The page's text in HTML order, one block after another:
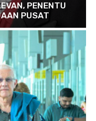
PENENTU
PUSAT